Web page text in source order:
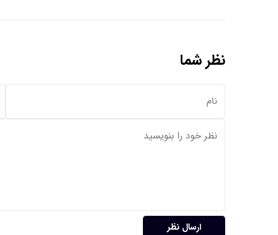
نظر شما
ارسال نظر